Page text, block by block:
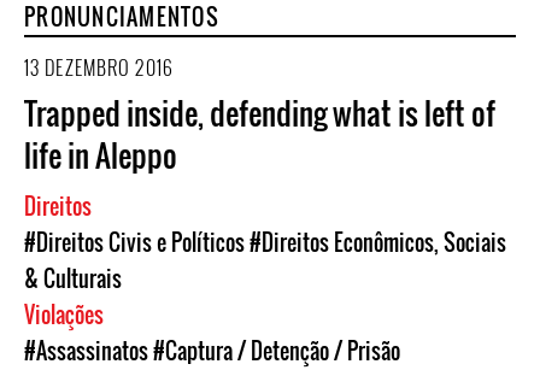
PRONUNCIAMENTOS
13 DEZEMBRO 2016
Trapped inside, defending what is left of
life in Aleppo
Direitos
#Direitos Civis e Políticos#Direitos Econômicos, Sociais
& Culturais
Violações
#Assassinatos#Captura / Detenção / Prisão